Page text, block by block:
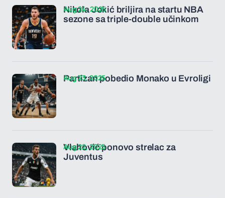
Nikola Jokić briljira na startu NBA
sezone sa triple-double učinkom
Aug 24, 2025
Partizan pobedio Monako u Evroligi
Aug 23, 2025
Vlahović ponovo strelac za
Juventus
Aug 22, 2025